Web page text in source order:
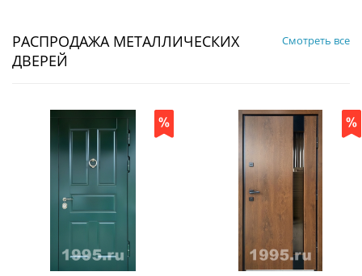
РАСПРОДАЖА МЕТАЛЛИЧЕСКИХ
ДВЕРЕЙ
Смотреть все